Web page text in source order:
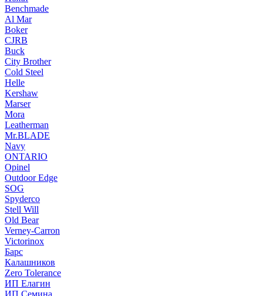
Benchmade
Al Mar
Boker
CJRB
Buck
City Brother
Cold Steel
Helle
Kershaw
Marser
Mora
Leatherman
Mr.BLADE
Navy
ONTARIO
Opinel
Outdoor Edge
SOG
Spyderco
Stell Will
Old Bear
Verney-Carron
Victorinox
Барс
Калашников
Zero Tolerance
ИП Елагин
ИП Семина